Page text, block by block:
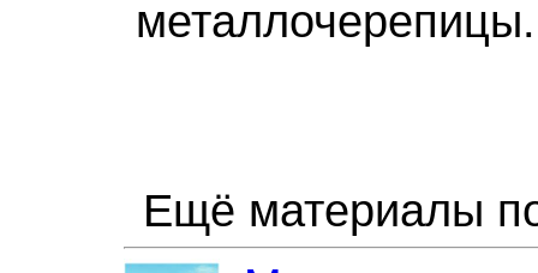
металлочерепицы.
Ещё материалы